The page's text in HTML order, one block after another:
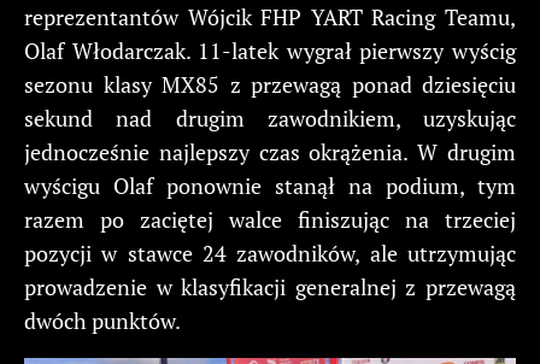
reprezentantów Wójcik FHP YART Racing Teamu,
Olaf Włodarczak. 11-latek wygrał pierwszy wyścig
sezonu klasy MX85 z przewagą ponad dziesięciu
sekund nad drugim zawodnikiem, uzyskując
jednocześnie najlepszy czas okrążenia. W drugim
wyścigu Olaf ponownie stanął na podium, tym
razem po zaciętej walce finiszując na trzeciej
pozycji w stawce 24 zawodników, ale utrzymując
prowadzenie w klasyfikacji generalnej z przewagą
dwóch punktów.